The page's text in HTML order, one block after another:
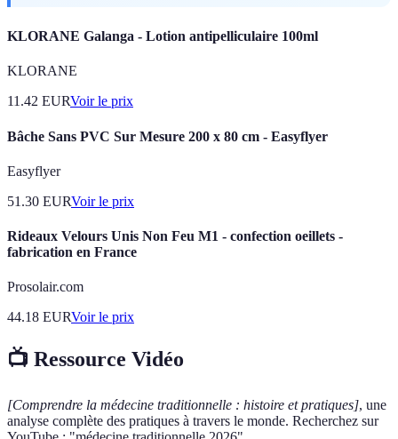
KLORANE Galanga - Lotion antipelliculaire 100ml
KLORANE
11.42 EURVoir le prix
Bâche Sans PVC Sur Mesure 200 x 80 cm - Easyflyer
Easyflyer
51.30 EURVoir le prix
Rideaux Velours Unis Non Feu M1 - confection oeillets -
fabrication en France
Prosolair.com
44.18 EURVoir le prix
📺 Ressource Vidéo
[Comprendre la médecine traditionnelle : histoire et pratiques], une
analyse complète des pratiques à travers le monde. Recherchez sur